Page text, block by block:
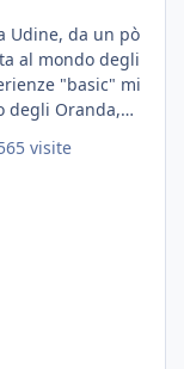
Udine, da un pò
al mondo degli
degli Oranda,
riguarda
visite